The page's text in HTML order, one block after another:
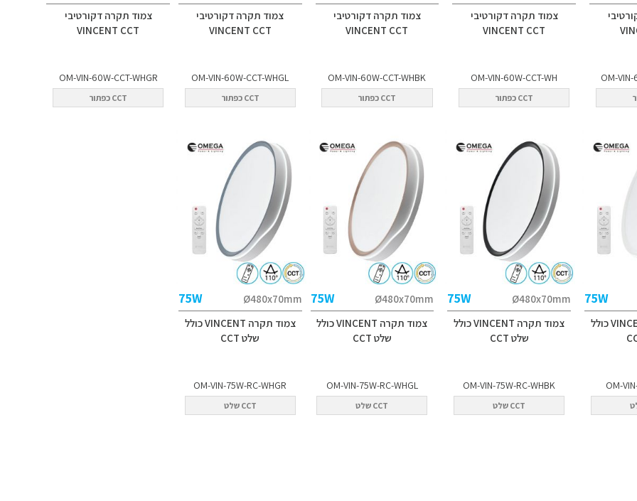
OM-VIN-
צמוד תקרה דקורטיבי
VINCENT CCT
OM-VIN-60W-CCT-WH
CCT כפתור
צמוד תקרה דקורטיבי
VINCENT CCT
OM-VIN-60W-CCT-WHBK
CCT כפתור
צמוד תקרה דקורטיבי
VINCENT CCT
OM-VIN-60W-CCT-WHGL
CCT כפתור
צמוד תקרה דקורטיבי
VINCENT CCT
OM-VIN-60W-CCT-WHGR
CCT כפתור
75W
צמוד תקרה VINCENT כולל
OM-
Ø480x70mm
75W
צמוד תקרה VINCENT כולל
שלט CCT
OM-VIN-75W-RC-WHBK
CCT שלט
Ø480x70mm
75W
צמוד תקרה VINCENT כולל
שלט CCT
OM-VIN-75W-RC-WHGL
CCT שלט
Ø480x70mm
75W
צמוד תקרה VINCENT כולל
שלט CCT
OM-VIN-75W-RC-WHGR
CCT שלט